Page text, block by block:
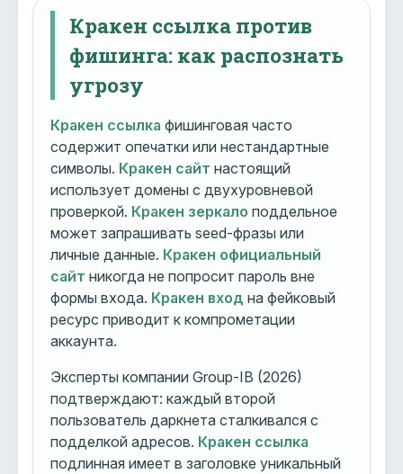
Кракен ссылка против
фишинга: как распознать
угрозу
Кракен ссылка фишинговая часто
содержит опечатки или нестандартные
символы. Кракен сайт настоящий
использует домены с двухуровневой
проверкой. Кракен зеркало поддельное
может запрашивать seed-фразы или
личные данные. Кракен официальный
сайт никогда не попросит пароль вне
формы входа. Кракен вход на фейковый
ресурс приводит к компрометации
аккаунта.
Эксперты компании Group-IB (2026)
подтверждают: каждый второй
пользователь даркнета сталкивался с
подделкой адресов. Кракен ссылка
подлинная имеет в заголовке уникальный